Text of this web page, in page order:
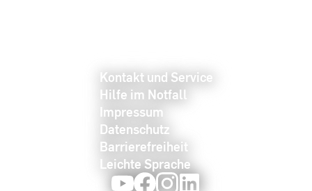
Kontakt und Service
Hilfe im Notfall
Impressum
Datenschutz
Barrierefreiheit
Leichte Sprache
YoutubeFacebookInstagram